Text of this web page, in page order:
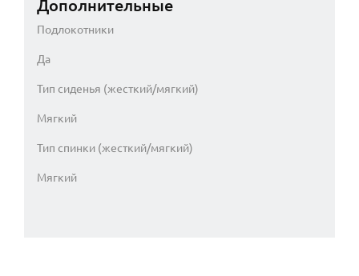
Дополнительные
Подлокотники
Да
Тип сиденья (жесткий/мягкий)
Мягкий
Тип спинки (жесткий/мягкий)
Мягкий